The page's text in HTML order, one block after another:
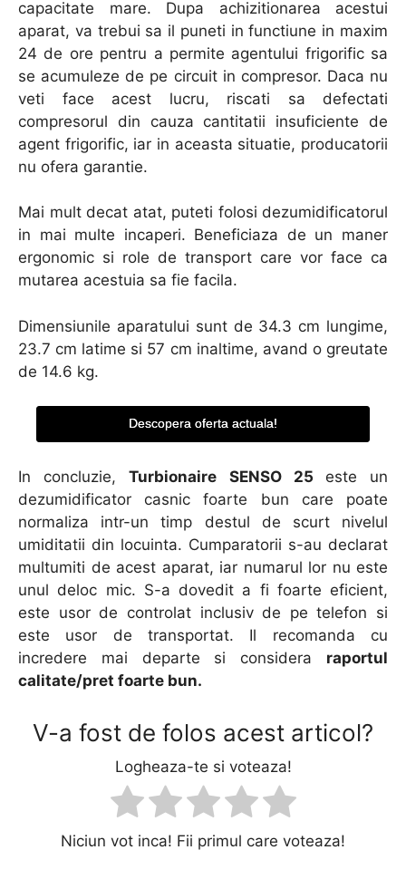
capacitate mare. Dupa achizitionarea acestui
aparat, va trebui sa il puneti in functiune in maxim
24 de ore pentru a permite agentului frigorific sa
se acumuleze de pe circuit in compresor. Daca nu
veti face acest lucru, riscati sa defectati
compresorul din cauza cantitatii insuficiente de
agent frigorific, iar in aceasta situatie, producatorii
nu ofera garantie.
Mai mult decat atat, puteti folosi dezumidificatorul
in mai multe incaperi. Beneficiaza de un maner
ergonomic si role de transport care vor face ca
mutarea acestuia sa fie facila.
Dimensiunile aparatului sunt de 34.3 cm lungime,
23.7 cm latime si 57 cm inaltime, avand o greutate
de 14.6 kg.
Descopera oferta actuala!
In concluzie,Turbionaire SENSO 25 este un
dezumidificator casnic foarte bun care poate
normaliza intr-un timp destul de scurt nivelul
umiditatii din locuinta. Cumparatorii s-au declarat
multumiti de acest aparat, iar numarul lor nu este
unul deloc mic. S-a dovedit a fi foarte eficient,
este usor de controlat inclusiv de pe telefon si
este usor de transportat. Il recomanda cu
incredere mai departe si considera raportul
calitate/pret foarte bun.
V-a fost de folos acest articol?
Logheaza-te si voteaza!
Niciun vot inca! Fii primul care voteaza!